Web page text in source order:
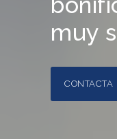
muy
CONTACTA